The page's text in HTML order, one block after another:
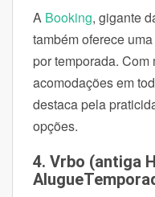
A Booking, gigante
também oferece
por temporada.
acomodações em
destaca pela
opções.
4. Vrbo (antiga